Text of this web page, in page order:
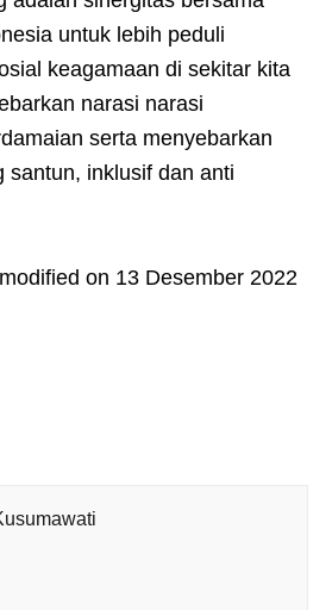
untuk lebih peduli
keagamaan di sekitar kita
narasi narasi
serta menyebarkan
santun, inklusif dan anti
on 13 Desember 2022